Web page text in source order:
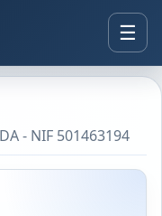
- NIF 501463194